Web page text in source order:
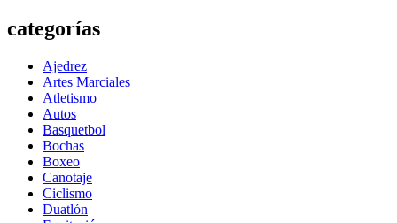
categorías
Ajedrez
Artes Marciales
Atletismo
Autos
Basquetbol
Bochas
Boxeo
Canotaje
Ciclismo
Duatlón